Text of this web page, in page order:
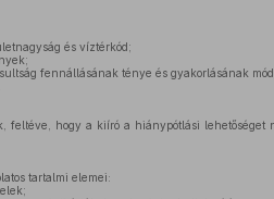
és víztérkód;
fennállásának ténye és gyakorlásának
feltéve, hogy a kiíró a hiánypótlási lehetőséget
tartalmi elemei: